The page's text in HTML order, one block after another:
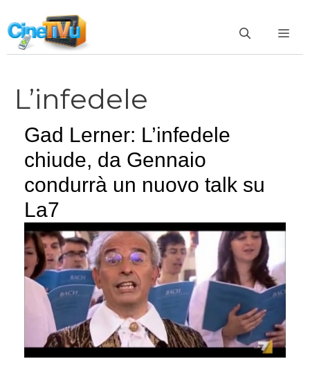
al
contenuto
L’infedele
Gad Lerner: L’infedele
chiude, da Gennaio
condurrà un nuovo talk su
La7